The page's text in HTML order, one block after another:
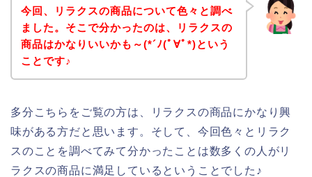
今回、リラクスの商品について色々と調べ
ました。そこで分かったのは、リラクスの
商品はかなりいいかも～(*´ﾉ(ﾟ∀ﾟ*)という
ことです♪
多分こちらをご覧の方は、リラクスの商品にかなり興
味がある方だと思います。そして、今回色々とリラク
スのことを調べてみて分かったことは数多くの人がリ
ラクスの商品に満足しているということでした♪